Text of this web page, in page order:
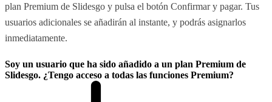
plan Premium de Slidesgo y pulsa el botón Confirmar y pagar. Tus
usuarios adicionales se añadirán al instante, y podrás asignarlos
inmediatamente.
Soy un usuario que ha sido añadido a un plan Premium de
Slidesgo. ¿Tengo acceso a todas las funciones Premium?